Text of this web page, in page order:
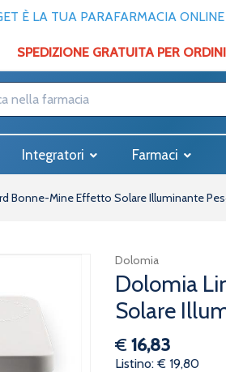
È LA TUA PARAFARMACIA
SPEDIZIONE GRATUITA PER
Integratori Farmaci
Bonne-Mine Effetto Solare Illuminante
Dolomia
Dolomia
Solare
€ 16,83
Listino: € 19,80